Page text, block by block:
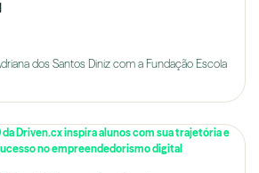
dos Santos Diniz com a Fundação Escola